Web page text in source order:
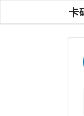
卡